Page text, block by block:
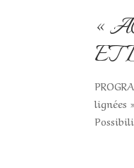
«
ET
lignées